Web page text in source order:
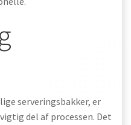
serveringsbakker, er
del af processen. Det